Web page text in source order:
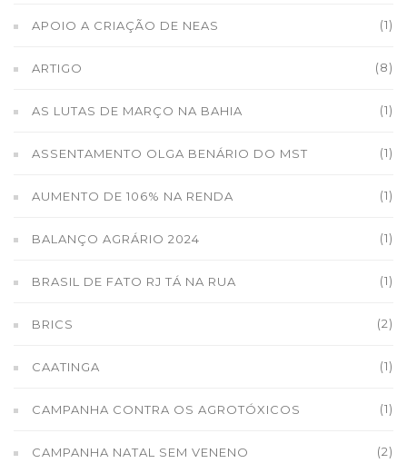
APOIO A CRIAÇÃO DE NEAS (1)
ARTIGO (8)
AS LUTAS DE MARÇO NA BAHIA (1)
ASSENTAMENTO OLGA BENÁRIO DO MST (1)
AUMENTO DE 106% NA RENDA (1)
BALANÇO AGRÁRIO 2024 (1)
BRASIL DE FATO RJ TÁ NA RUA (1)
BRICS (2)
CAATINGA (1)
CAMPANHA CONTRA OS AGROTÓXICOS (1)
CAMPANHA NATAL SEM VENENO (2)